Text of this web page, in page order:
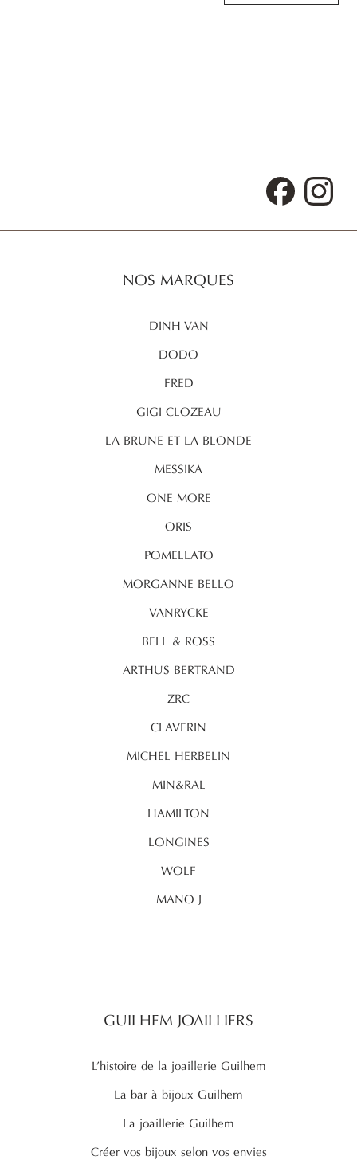
Facebook
NOS MARQUES
DINH VAN
DODO
FRED
GIGI CLOZEAU
LA BRUNE ET LA BLONDE
MESSIKA
ONE MORE
ORIS
POMELLATO
MORGANNE BELLO
VANRYCKE
BELL & ROSS
ARTHUS BERTRAND
ZRC
CLAVERIN
MICHEL HERBELIN
MIN&RAL
HAMILTON
LONGINES
WOLF
MANO J
GUILHEM JOAILLIERS
L’histoire de la joaillerie Guilhem
La bar à bijoux Guilhem
La joaillerie Guilhem
Créer vos bijoux selon vos envies